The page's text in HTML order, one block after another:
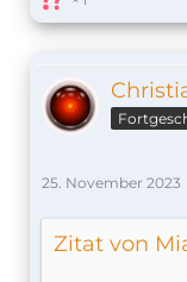
25. November 2023
Zitat von